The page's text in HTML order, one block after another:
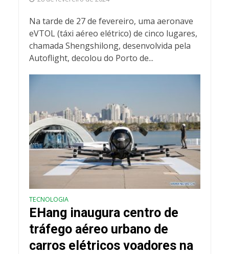
Na tarde de 27 de fevereiro, uma aeronave
eVTOL (táxi aéreo elétrico) de cinco lugares,
chamada Shengshilong, desenvolvida pela
Autoflight, decolou do Porto de...
TECNOLOGIA
EHang inaugura centro de
tráfego aéreo urbano de
carros elétricos voadores na